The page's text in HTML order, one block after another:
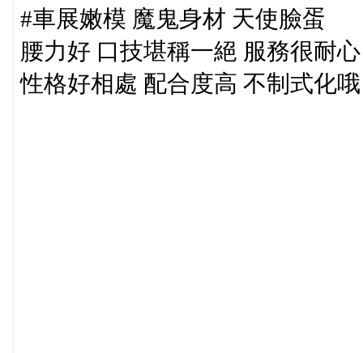
#車展嫩模 魔鬼身材 天使臉蛋
腰力好 口技堪稱一絕 服務很耐心
性格好相處 配合度高 不制式化哦